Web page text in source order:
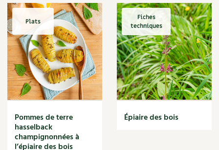
Moutarde
Multiplication
Muret
Muscade
Musique
Narcisse
Nature
Nettoyage
Nichoir
Noisette
Noix
Plats
Pommes de terre
hasselback
champignonnées à
l’épiaire des bois
Fiches
techniques
Épiaire des bois